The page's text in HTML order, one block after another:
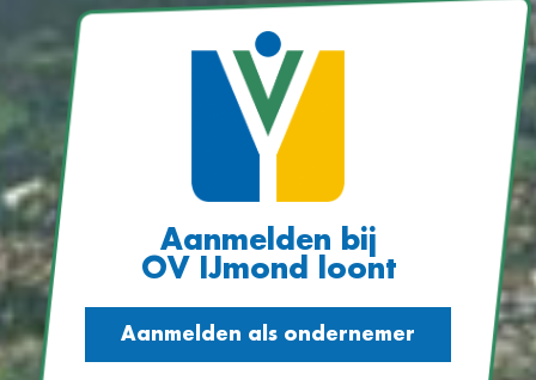
Aanmelden bij
OV IJmond loont
Aanmelden als ondernemer